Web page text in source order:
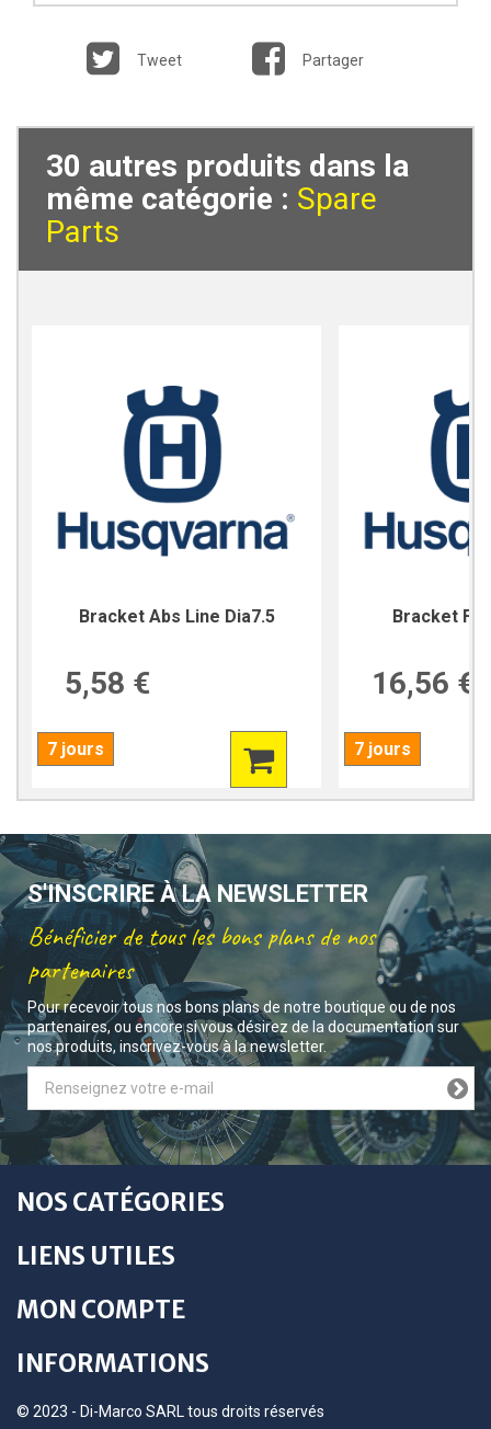
Tweet Partager
30 autres produits dans la
même catégorie : Spare
Parts
Bracket Abs Line Dia7.5
5,58 €
7 jours
Bracket
16,56 €
7 jours
S'INSCRIRE À LA NEWSLETTER
Bénéficier de tous les bons plans de nos
partenaires
Pour recevoir tous nos bons plans de notre boutique ou de nos
partenaires, ou encore si vous désirez de la documentation sur
nos produits, inscrivez-vous à la newsletter.
NOS CATÉGORIES
LIENS UTILES
MON COMPTE
INFORMATIONS
© 2023 - Di-Marco SARL tous droits réservés